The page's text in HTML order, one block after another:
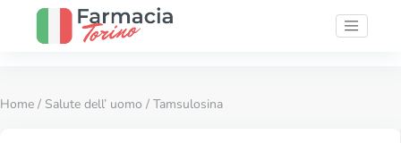
Home / Salute dell’ uomo / Tamsulosina